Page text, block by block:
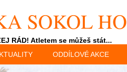
SOKOL
RÁD! Atletem se můžeš stát...
ODDÍLOVÉ AKCE